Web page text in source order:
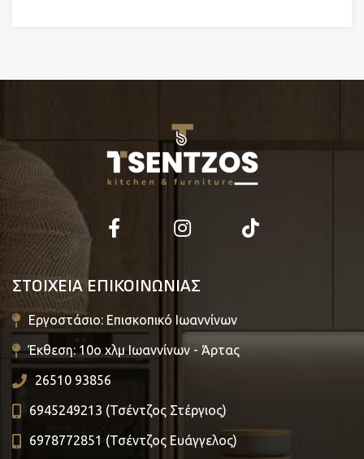
ΣΤΟΙΧΕΙΑ ΕΠΙΚΟΙΝΩΝΙΑΣ
Εργοστάσιο: Επισκοπικό Ιωαννίνων
Έκθεση: 10ο χλμ Ιωαννίνων - Άρτας
26510 93856
6945249213 (Τσέντζος Στέργιος)
6978772851 (Τσέντζος Ευάγγελος)